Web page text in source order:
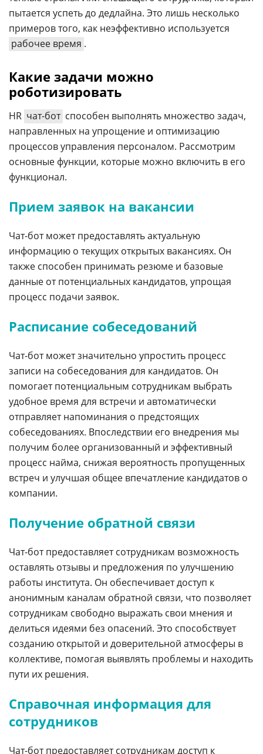
пытается успеть до дедлайна. Это лишь несколько
примеров того, как неэффективно используется
рабочее время .
Какие задачи можно
роботизировать
HR чат-бот способен выполнять множество задач,
направленных на упрощение и оптимизацию
процессов управления персоналом. Рассмотрим
основные функции, которые можно включить в его
функционал.
Прием заявок на вакансии
Чат-бот может предоставлять актуальную
информацию о текущих открытых вакансиях. Он
также способен принимать резюме и базовые
данные от потенциальных кандидатов, упрощая
процесс подачи заявок.
Расписание собеседований
Чат-бот может значительно упростить процесс
записи на собеседования для кандидатов. Он
помогает потенциальным сотрудникам выбрать
удобное время для встречи и автоматически
отправляет напоминания о предстоящих
собеседованиях. Впоследствии его внедрения мы
получим более организованный и эффективный
процесс найма, снижая вероятность пропущенных
встреч и улучшая общее впечатление кандидатов о
компании.
Получение обратной связи
Чат-бот предоставляет сотрудникам возможность
оставлять отзывы и предложения по улучшению
работы института. Он обеспечивает доступ к
анонимным каналам обратной связи, что позволяет
сотрудникам свободно выражать свои мнения и
делиться идеями без опасений. Это способствует
созданию открытой и доверительной атмосферы в
коллективе, помогая выявлять проблемы и находить
пути их решения.
Справочная информация для
сотрудников
Чат-бот предоставляет сотрудникам доступ к